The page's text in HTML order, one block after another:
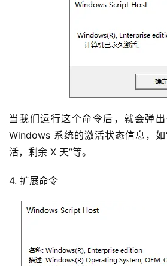
当我们运行这个命令后，就会弹
Windows 系统的激活状态信息，如
活，剩余 X 天”等。
4. 扩展命令